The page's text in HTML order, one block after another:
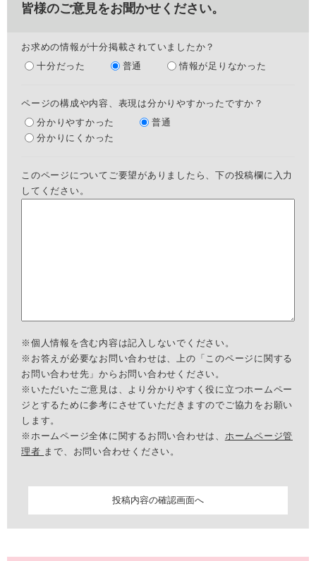
皆様のご意見をお聞かせください。
お求めの情報が十分掲載されていましたか？
十分だった
普通 情報が足りなかった
ページの構成や内容、表現は分かりやすかったですか？
分かりやすかった
普通
分かりにくかった
このページについてご要望がありましたら、下の投稿欄に入力
してください。
※個人情報を含む内容は記入しないでください。
※お答えが必要なお問い合わせは、上の「このページに関する
お問い合わせ先」からお問い合わせください。
※いただいたご意見は、より分かりやすく役に立つホームペー
ジとするために参考にさせていただきますのでご協力をお願い
します。
※ホームページ全体に関するお問い合わせは、 ホームページ管
理者 まで、お問い合わせください。